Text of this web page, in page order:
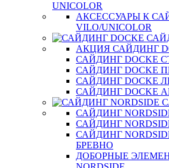
UNICOLOR
АКСЕССУАРЫ К
VILO/UNICOLOR
АКЦИЯ САЙДИНГ
САЙДИНГ DOCKE
САЙДИНГ DOCKE
САЙДИНГ DOCKE
САЙДИНГ DOCKE
САЙДИНГ
САЙДИНГ
САЙДИНГ
БРЕВНО
ДОБОРНЫЕ